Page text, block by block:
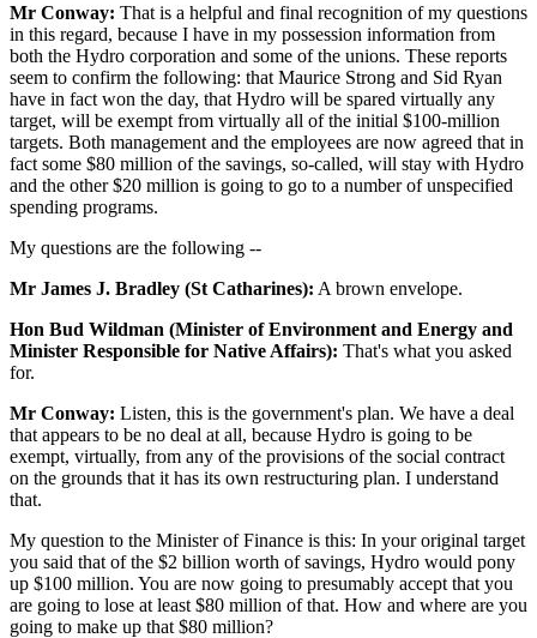
Mr Conway: That is a helpful and final recognition of my questions
in this regard, because I have in my possession information from
both the Hydro corporation and some of the unions. These reports
seem to confirm the following: that Maurice Strong and Sid Ryan
have in fact won the day, that Hydro will be spared virtually any
target, will be exempt from virtually all of the initial $100-million
targets. Both management and the employees are now agreed that in
fact some $80 million of the savings, so-called, will stay with Hydro
and the other $20 million is going to go to a number of unspecified
spending programs.
My questions are the following --
Mr James J. Bradley (St Catharines): A brown envelope.
Hon Bud Wildman (Minister of Environment and Energy and
Minister Responsible for Native Affairs): That's what you asked
for.
Mr Conway: Listen, this is the government's plan. We have a deal
that appears to be no deal at all, because Hydro is going to be
exempt, virtually, from any of the provisions of the social contract
on the grounds that it has its own restructuring plan. I understand
that.
My question to the Minister of Finance is this: In your original target
you said that of the $2 billion worth of savings, Hydro would pony
up $100 million. You are now going to presumably accept that you
are going to lose at least $80 million of that. How and where are you
going to make up that $80 million?